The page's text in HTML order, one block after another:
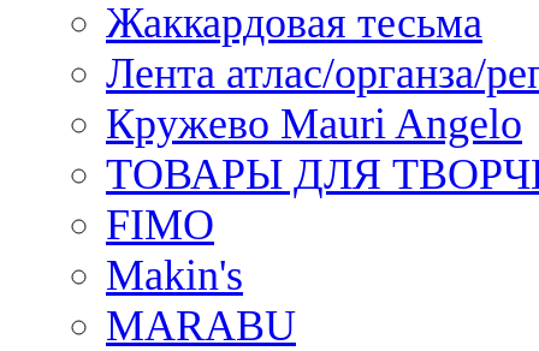
Жаккардовая тесьма
Лента атлас/органза/
Кружево Mauri Angelo
ТОВАРЫ ДЛЯ
FIMO
Makin's
MARABU